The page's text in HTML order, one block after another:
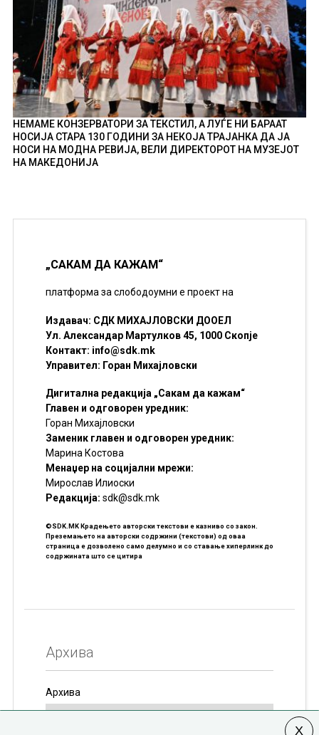
НЕМАМЕ КОНЗЕРВАТОРИ ЗА ТЕКСТИЛ, А ЛУЃЕ НИ БАРААТ
НОСИЈА СТАРА 130 ГОДИНИ ЗА НЕКОЈА ТРАЈАНКА ДА ЈА
НОСИ НА МОДНА РЕВИЈА, ВЕЛИ ДИРЕКТОРОТ НА МУЗЕЈОТ
НА МАКЕДОНИЈА
„САКАМ ДА КАЖАМ“
платформа за слободоумни е проект на
Издавач: СДК МИХАЈЛОВСКИ ДООЕЛ
Ул. Александар Мартулков 45, 1000 Скопје
Контакт: info@sdk.mk
Управител: Горан Михајловски
Дигитална редакција „Сакам да кажам“
Главен и одговорен уредник:
Горан Михајловски
Заменик главен и одговорен уредник:
Марина Костова
Менаџер на социјални мрежи:
Мирослав Илиоски
Редакцијa: sdk@sdk.mk
©SDK.MK Крадењето авторски текстови е казниво со закон.
Преземањето на авторски содржини (текстови) од оваа
страница е дозволено само делумно и со ставање хиперлинк до
содржината што се цитира
Архива
Архива